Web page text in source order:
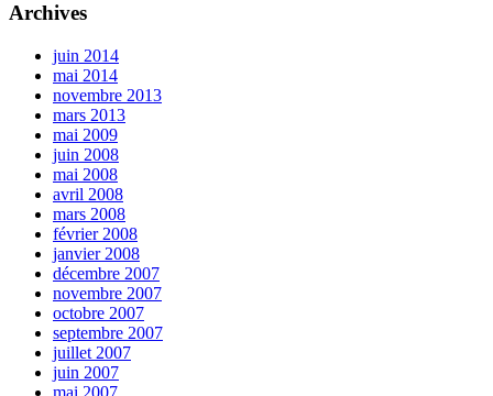
Archives
juin 2014
mai 2014
novembre 2013
mars 2013
mai 2009
juin 2008
mai 2008
avril 2008
mars 2008
février 2008
janvier 2008
décembre 2007
novembre 2007
octobre 2007
septembre 2007
juillet 2007
juin 2007
mai 2007